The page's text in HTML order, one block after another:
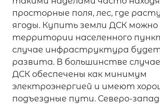
просторные поля, лес, где
ягоды. Купить земли ДСК можно
территории населенного
случае инфраструктура
развита. В большинстве
ДСК обеспечены как минимум
электроэнергией и имеют
подъездные пути. Северо-